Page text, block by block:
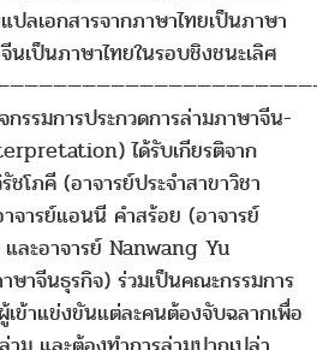
ลเอกสารจากภาษาไทยเป็นภาษา
เป็นภาษาไทยในรอบชิงชนะเลิศ
ารประกวดการล่ามภาษาจีน-
ได้รับเกียรติจาก
ชโภคี (อาจารย์ประจำสาขาวิชา
จารย์แอนนี คำสร้อย (อาจารย์
ละอาจารย์ Nanwang Yu
ษาจีนธุรกิจ) ร่วมเป็นคณะกรรมการ
เข้าแข่งขันแต่ละคนต้องจับฉลากเพื่อ